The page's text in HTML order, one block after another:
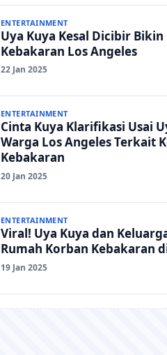
ENTERTAINMENT
Uya Kuya Kesal Dicibir
Kebakaran Los Angeles
22 Jan 2025
ENTERTAINMENT
Cinta Kuya Klarifikasi Usai
Warga Los Angeles Terkait
Kebakaran
20 Jan 2025
ENTERTAINMENT
Viral! Uya Kuya dan
Rumah Korban Kebakaran
19 Jan 2025